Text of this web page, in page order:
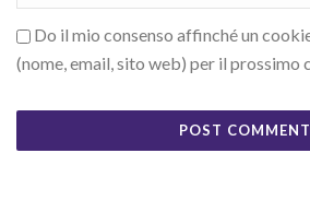
Do il mio consenso affinché un
(nome, email, sito web) per il prossimo